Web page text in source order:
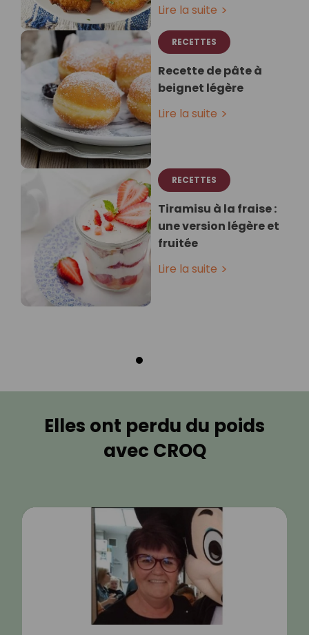
Lire la suite
RECETTES
Recette de pâte à
beignet légère
Lire la suite
RECETTES
Tiramisu à la fraise :
une version légère et
fruitée
Lire la suite
Elles ont perdu du poids
avec CROQ